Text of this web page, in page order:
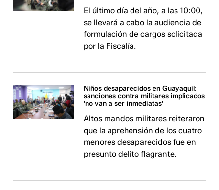
El último día del año, a las 10:00,
se llevará a cabo la audiencia de
formulación de cargos solicitada
por la Fiscalía.
Niños desaparecidos en Guayaquil:
sanciones contra militares implicados
'no van a ser inmediatas'
Altos mandos militares reiteraron
que la aprehensión de los cuatro
menores desaparecidos fue en
presunto delito flagrante.